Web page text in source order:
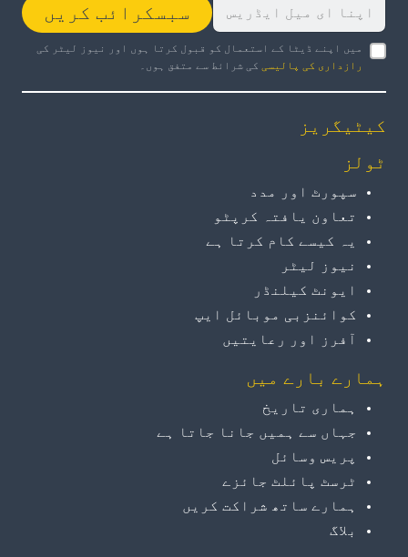
سبسکرائب کریں
میں اپنے ڈیٹا کے استعمال کو قبول کرتا ہوں اور نیوز لیٹر کی
رازداری کی پالیسی
کی شرائط سے متفق ہوں۔
کیٹیگریز
ٹولز
سپورٹ اور مدد
تعاون یافتہ کرپٹو
یہ کیسے کام کرتا ہے
نیوز لیٹر
ایونٹ کیلنڈر
کوائنزبی موبائل ایپ
آفرز اور رعایتیں
ہمارے بارے میں
ہماری تاریخ
جہاں سے ہمیں جانا جاتا ہے
پریس وسائل
ٹرسٹ پائلٹ جائزے
ہمارے ساتھ شراکت کریں
بلاگ